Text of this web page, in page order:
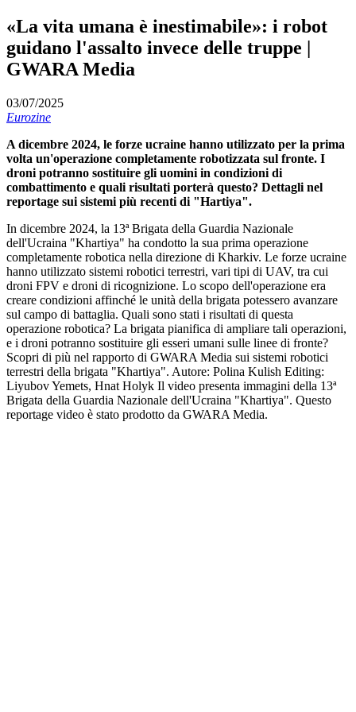
«La vita umana è inestimabile»: i robot
guidano l'assalto invece delle truppe |
GWARA Media
03/07/2025
Eurozine
A dicembre 2024, le forze ucraine hanno utilizzato per la prima
volta un'operazione completamente robotizzata sul fronte. I
droni potranno sostituire gli uomini in condizioni di
combattimento e quali risultati porterà questo? Dettagli nel
reportage sui sistemi più recenti di "Hartiya".
In dicembre 2024, la 13ª Brigata della Guardia Nazionale
dell'Ucraina "Khartiya" ha condotto la sua prima operazione
completamente robotica nella direzione di Kharkiv. Le forze ucraine
hanno utilizzato sistemi robotici terrestri, vari tipi di UAV, tra cui
droni FPV e droni di ricognizione. Lo scopo dell'operazione era
creare condizioni affinché le unità della brigata potessero avanzare
sul campo di battaglia. Quali sono stati i risultati di questa
operazione robotica? La brigata pianifica di ampliare tali operazioni,
e i droni potranno sostituire gli esseri umani sulle linee di fronte?
Scopri di più nel rapporto di GWARA Media sui sistemi robotici
terrestri della brigata "Khartiya". Autore: Polina Kulish Editing:
Liyubov Yemets, Hnat Holyk Il video presenta immagini della 13ª
Brigata della Guardia Nazionale dell'Ucraina "Khartiya". Questo
reportage video è stato prodotto da GWARA Media.